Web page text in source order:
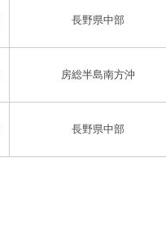
長野県中部
房総半島南方沖
長野県中部